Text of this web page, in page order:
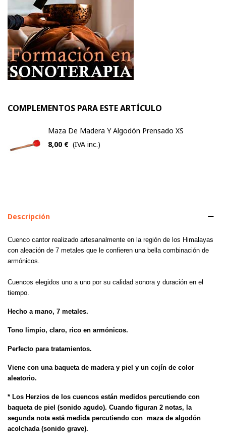
COMPLEMENTOS PARA ESTE ARTÍCULO
Maza De Madera Y Algodón Prensado XS
8,00 € (IVA inc.)
Descripción
Cuenco cantor realizado artesanalmente en la región de los Himalayas
con aleación de 7 metales que le confieren una bella combinación de
armónicos.
Cuencos elegidos uno a uno por su calidad sonora y duración en el
tiempo.
Hecho a mano, 7 metales.
Tono limpio, claro, rico en armónicos.
Perfecto para tratamientos.
Viene con una baqueta de madera y piel y un cojín de color
aleatorio.
* Los Herzios de los cuencos están medidos percutiendo con
baqueta de piel (sonido agudo). Cuando figuran 2 notas, la
segunda nota está medida percutiendo con maza de algodón
acolchada (sonido grave).